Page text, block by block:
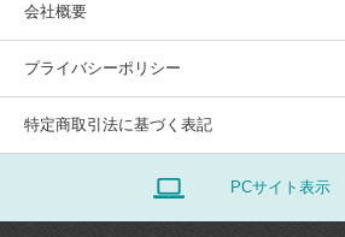
会社概要
プライバシーポリシー
特定商取引法に基づく表記
PCサイト表示